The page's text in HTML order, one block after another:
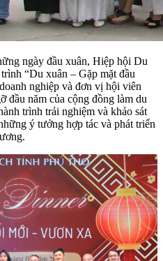
ngày đầu xuân, Hiệp hội Du
“Du xuân – Gặp mặt đầu
nghiệp và đơn vị hội viên
đầu năm của cộng đồng làm du
trình trải nghiệm và khảo sát
ý tưởng hợp tác và phát triển